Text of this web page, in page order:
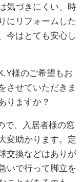
気づきにくい、時
にリフォームした
今はとても安心し
様のご希望もお
させていただきま
りますか？
、入居者様の窓
変助かります。定
交換などはありが
いで行って脚立を